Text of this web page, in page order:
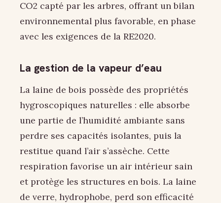
CO2 capté par les arbres, offrant un bilan
environnemental plus favorable, en phase
avec les exigences de la RE2020.
La gestion de la vapeur d’eau
La laine de bois possède des propriétés
hygroscopiques naturelles : elle absorbe
une partie de l’humidité ambiante sans
perdre ses capacités isolantes, puis la
restitue quand l’air s’assèche. Cette
respiration favorise un air intérieur sain
et protège les structures en bois. La laine
de verre, hydrophobe, perd son efficacité